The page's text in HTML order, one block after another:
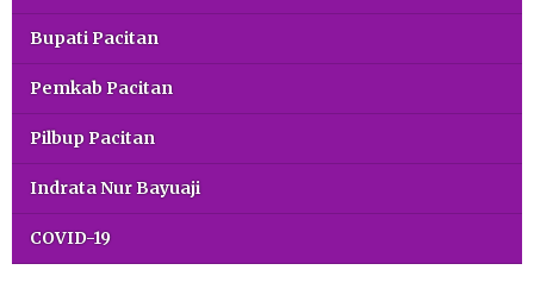
Bupati Pacitan
Pemkab Pacitan
Pilbup Pacitan
Indrata Nur Bayuaji
COVID-19